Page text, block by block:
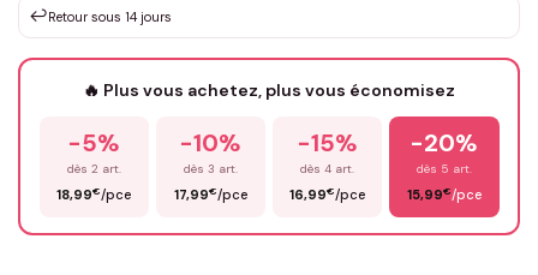
Votre texte / idée*
Prénom*
↩️Retour sous 14 jours
🔥 Plus vous achetez, plus vous économisez
-5%
dès 2 art.
18,99€/pce
-10%
dès 3 art.
17,99€/pce
-15%
dès 4 art.
16,99€/pce
-20%
dès 5 art.
15,99€/pce